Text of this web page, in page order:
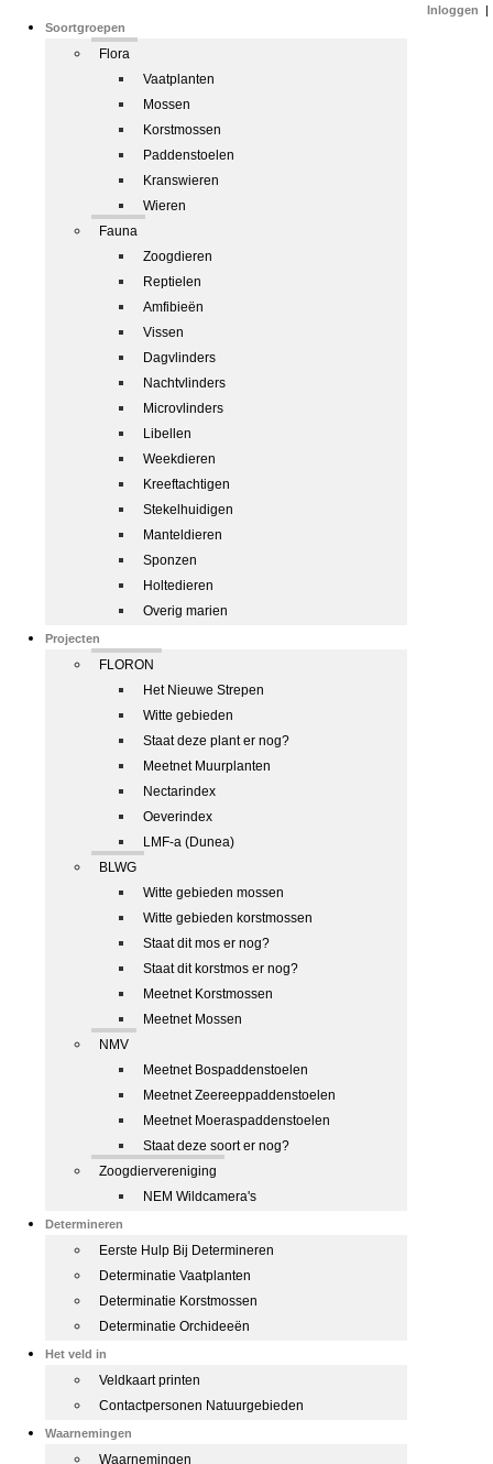
Soortgroepen
Flora
Vaatplanten
Mossen
Korstmossen
Paddenstoelen
Kranswieren
Wieren
Fauna
Zoogdieren
Reptielen
Amfibieën
Vissen
Dagvlinders
Nachtvlinders
Microvlinders
Libellen
Weekdieren
Kreeftachtigen
Stekelhuidigen
Manteldieren
Sponzen
Holtedieren
Overig marien
Projecten
FLORON
Het Nieuwe Strepen
Witte gebieden
Staat deze plant er nog?
Meetnet Muurplanten
Nectarindex
Oeverindex
LMF-a (Dunea)
BLWG
Witte gebieden mossen
Witte gebieden korstmossen
Staat dit mos er nog?
Staat dit korstmos er nog?
Meetnet Korstmossen
Meetnet Mossen
NMV
Meetnet Bospaddenstoelen
Meetnet Zeereeppaddenstoelen
Meetnet Moeraspaddenstoelen
Staat deze soort er nog?
Zoogdiervereniging
NEM Wildcamera's
Determineren
Eerste Hulp Bij Determineren
Determinatie Vaatplanten
Determinatie Korstmossen
Determinatie Orchideeën
Het veld in
Veldkaart printen
Contactpersonen Natuurgebieden
Waarnemingen
Waarnemingen
Inloggen |